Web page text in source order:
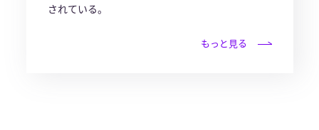
されている。
もっと見る